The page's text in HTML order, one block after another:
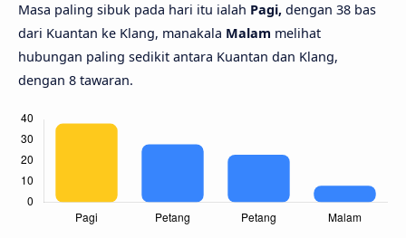
Masa paling sibuk pada hari itu ialah Pagi, dengan 38 bas
dari Kuantan ke Klang, manakala Malam melihat
hubungan paling sedikit antara Kuantan dan Klang,
dengan 8 tawaran.